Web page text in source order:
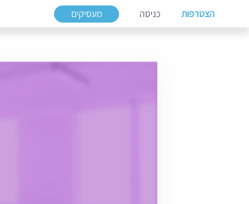
הצטרפות כניסה מעסיקים